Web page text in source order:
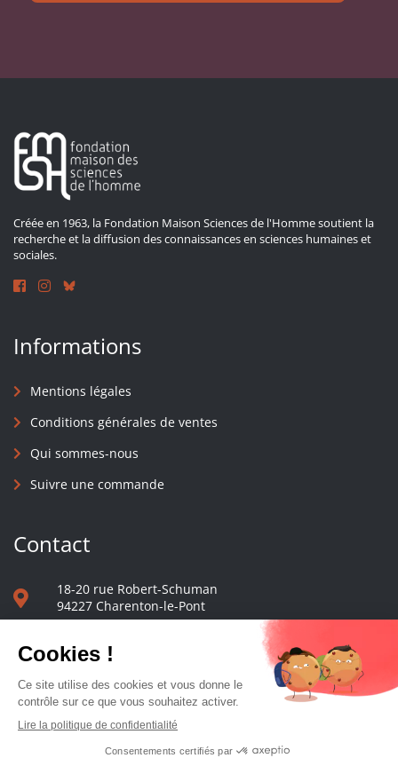
Créée en 1963, la Fondation Maison Sciences de l'Homme soutient la
recherche et la diffusion des connaissances en sciences humaines et
sociales.
Informations
Mentions légales
Conditions générales de ventes
Qui sommes-nous
Suivre une commande
Contact
18-20 rue Robert-Schuman
94227 Charenton-le-Pont